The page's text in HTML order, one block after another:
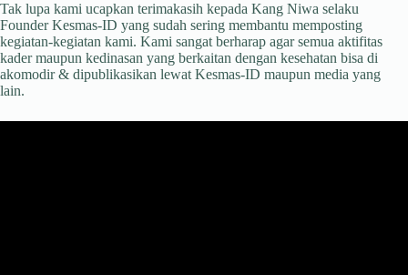
Tak lupa kami ucapkan terimakasih kepada Kang Niwa selaku
Founder Kesmas-ID yang sudah sering membantu memposting
kegiatan-kegiatan kami. Kami sangat berharap agar semua aktifitas
kader maupun kedinasan yang berkaitan dengan kesehatan bisa di
akomodir & dipublikasikan lewat Kesmas-ID maupun media yang
lain.